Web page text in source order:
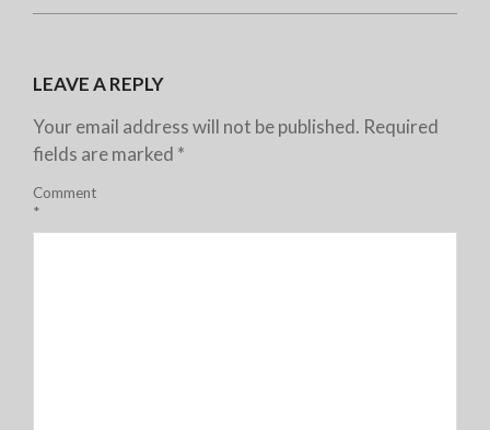
LEAVE A REPLY
Your email address will not be published. Required
fields are marked *
Comment
*